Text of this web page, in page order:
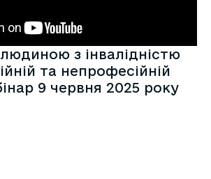
з інвалідністю
та непрофесійній
9 червня 2025 року